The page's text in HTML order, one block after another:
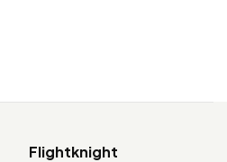
Flightknight